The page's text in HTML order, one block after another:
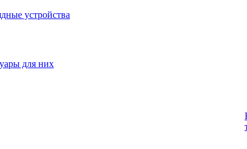
устройства
для них